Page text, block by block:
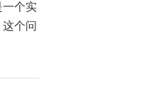
个实
个问